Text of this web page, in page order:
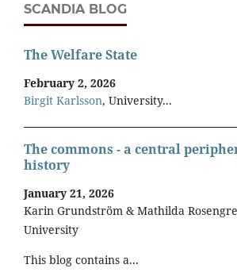
SCANDIA BLOG
The Welfare State
February 2, 2026
Birgit Karlsson, University...
The commons - a central
history
January 21, 2026
Karin Grundström & Mathilda
University
This blog contains a...